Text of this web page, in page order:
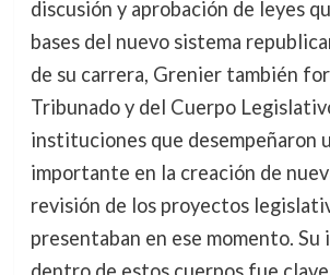
discusión y aprobación de leyes
bases del nuevo sistema
de su carrera, Grenier también
Tribunado y del Cuerpo
instituciones que desempeñaron
importante en la creación de
revisión de los proyectos
presentaban en ese momento. Su